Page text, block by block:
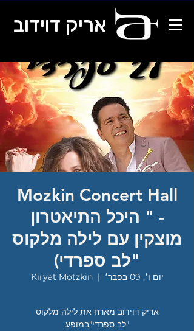
אריק דוידוב
Mozkin Concert Hall
- " היכל התיאטרון
מוצקין עם לילה מלקוס
"לב ספרדי)
יום ו׳, 09 בפבר׳
  |
Kiryat Motzkin